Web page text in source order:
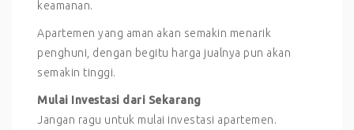
keamanan.
Apartemen yang aman akan semakin menarik
penghuni, dengan begitu harga jualnya pun akan
semakin tinggi.
Mulai Investasi dari Sekarang
Jangan ragu untuk mulai investasi apartemen.